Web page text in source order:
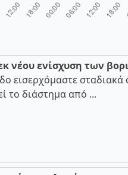
νέου ενίσχυση των
εισερχόμαστε
το διάστημα από ...